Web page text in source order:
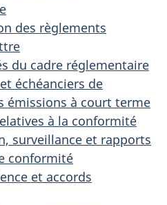
des règlements
du cadre réglementaire
échéanciers de
émissions à court terme
à la conformité
surveillance et rapports
conformité
et accords